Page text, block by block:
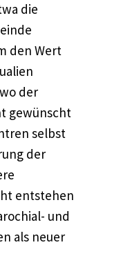
die
den Wert
der
gewünscht
selbst
der
entstehen
und
als neuer